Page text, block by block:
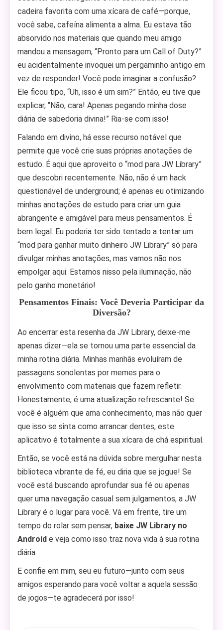
cadeira favorita com uma xícara de café—porque,
você sabe, cafeína alimenta a alma. Eu estava tão
absorvido nos materiais que quando meu amigo
mandou a mensagem, “Pronto para um Call of Duty?”
eu acidentalmente invoquei um pergaminho antigo em
vez de responder! Você pode imaginar a confusão?
Ele ficou tipo, “Uh, isso é um sim?” Então, eu tive que
explicar, “Não, cara! Apenas pegando minha dose
diária de sabedoria divina!” Ria-se com isso!
Falando em divino, há esse recurso notável que
permite que você crie suas próprias anotações de
estudo. É aqui que aproveito o “mod para JW Library”
que descobri recentemente. Não, não é um hack
questionável de underground; é apenas eu otimizando
minhas anotações de estudo para criar um guia
abrangente e amigável para meus pensamentos. É
bem legal. Eu poderia ter sido tentado a tentar um
“mod para ganhar muito dinheiro JW Library” só para
divulgar minhas anotações, mas vamos não nos
empolgar aqui. Estamos nisso pela iluminação, não
pelo ganho monetário!
Pensamentos Finais: Você Deveria Participar da
Diversão?
Ao encerrar esta resenha da JW Library, deixe-me
apenas dizer—ela se tornou uma parte essencial da
minha rotina diária. Minhas manhãs evoluíram de
passagens sonolentas por memes para o
envolvimento com materiais que fazem refletir.
Honestamente, é uma atualização refrescante! Se
você é alguém que ama conhecimento, mas não quer
que isso se sinta como arrancar dentes, este
aplicativo é totalmente a sua xícara de chá espiritual.
Então, se você está na dúvida sobre mergulhar nesta
biblioteca vibrante de fé, eu diria que se jogue! Se
você está buscando aprofundar sua fé ou apenas
quer uma navegação casual sem julgamentos, a JW
Library é o lugar para você. Vá em frente, tire um
tempo do rolar sem pensar, baixe JW Library no
Android e veja como isso traz nova vida à sua rotina
diária.
E confie em mim, seu eu futuro—junto com seus
amigos esperando para você voltar a aquela sessão
de jogos—te agradecerá por isso!